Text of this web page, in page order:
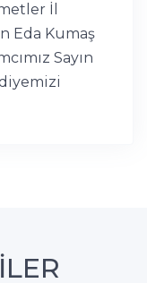
İl
Eda Kumaş
Sayın